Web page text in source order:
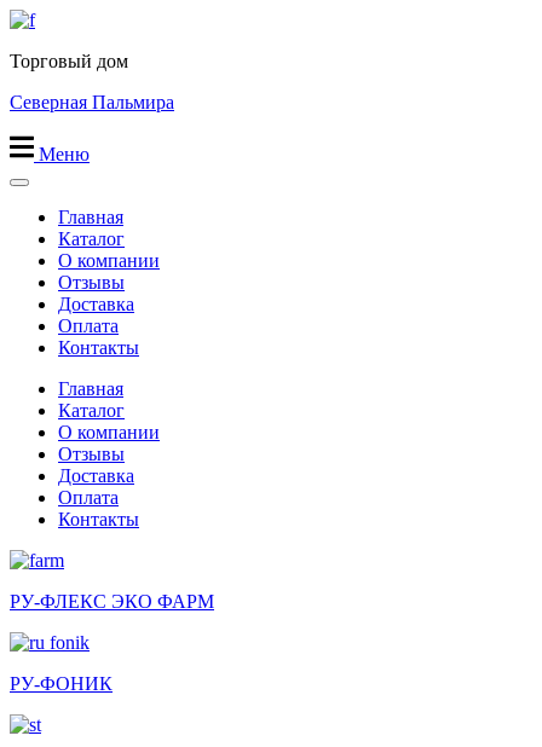
Перейти
содержимому
Торговый дом
Северная Пальмира
Меню
Главная
Каталог
О компании
Отзывы
Доставка
Оплата
Контакты
Главная
Каталог
О компании
Отзывы
Доставка
Оплата
Контакты
РУ-ФЛЕКС ЭКО ФАРМ
РУ-ФОНИК